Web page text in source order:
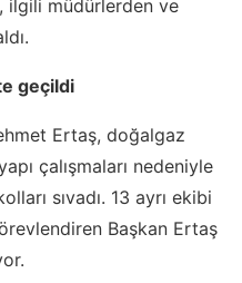
ilgili müdürlerden ve
geçildi
Ertaş, doğalgaz
çalışmaları nedeniyle
sıvadı. 13 ayrı ekibi
Başkan Ertaş